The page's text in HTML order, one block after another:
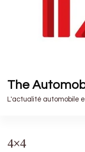
The
L'actualité automobile
4×4